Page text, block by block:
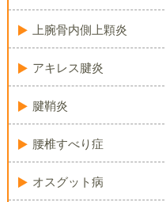
上腕骨内側上顆炎
アキレス腱炎
腱鞘炎
腰椎すべり症
オスグット病